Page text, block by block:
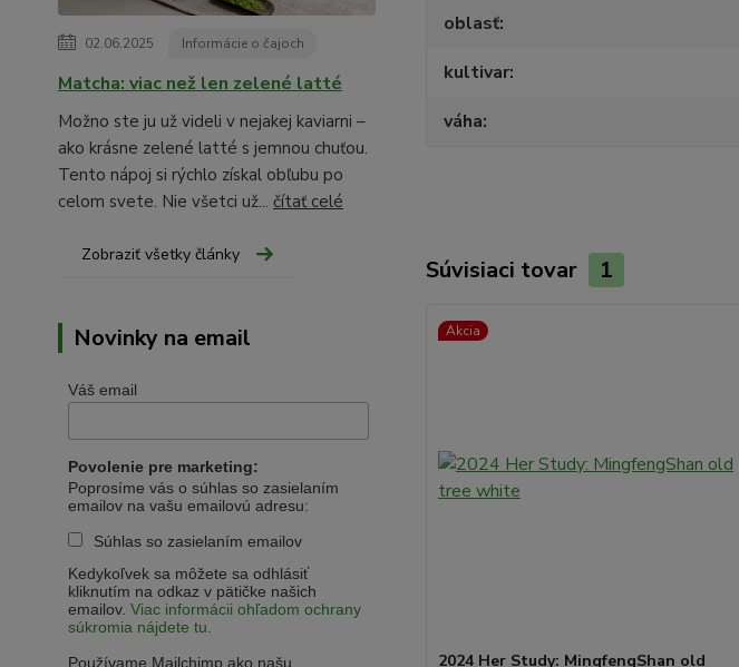
02.06.2025 Informácie o čajoch
Matcha: viac než len zelené latté
Možno ste ju už videli v nejakej kaviarni –
ako krásne zelené latté s jemnou chuťou.
Tento nápoj si rýchlo získal obľubu po
celom svete. Nie všetci už... čítať celé
Zobraziť všetky články
Novinky na email
Váš email
Povolenie pre marketing:
Poprosíme vás o súhlas so zasielaním
emailov na vašu emailovú adresu:
Súhlas so zasielaním emailov
Kedykoľvek sa môžete sa odhlásiť
kliknutím na odkaz v pätičke našich
emailov. Viac informácii ohľadom ochrany
súkromia nájdete tu.
Používame Mailchimp ako našu
oblasť
kultivar
váha
Súvisiaci tovar 1
Akcia
2024 Her Study: MingfengShan old